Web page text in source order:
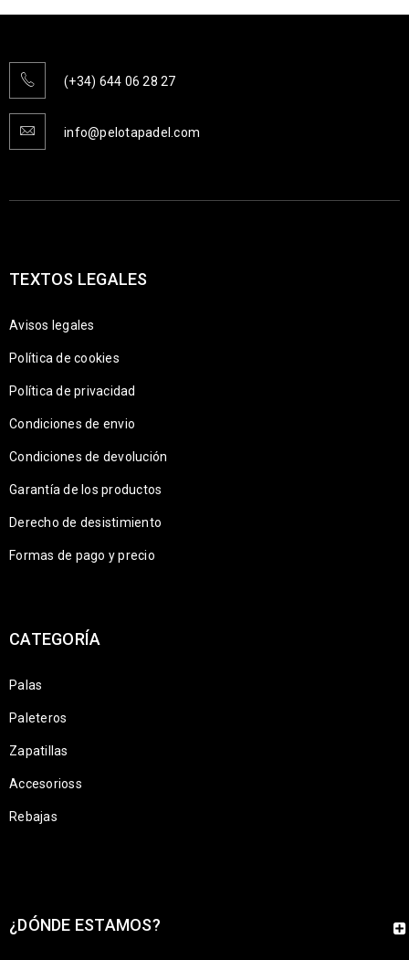
(+34) 644 06 28 27
info@pelotapadel.com
TEXTOS LEGALES
Avisos legales
Política de cookies
Política de privacidad
Condiciones de envio
Condiciones de devolución
Garantía de los productos
Derecho de desistimiento
Formas de pago y precio
CATEGORÍA
Palas
Paleteros
Zapatillas
Accesorioss
Rebajas
¿DÓNDE ESTAMOS?